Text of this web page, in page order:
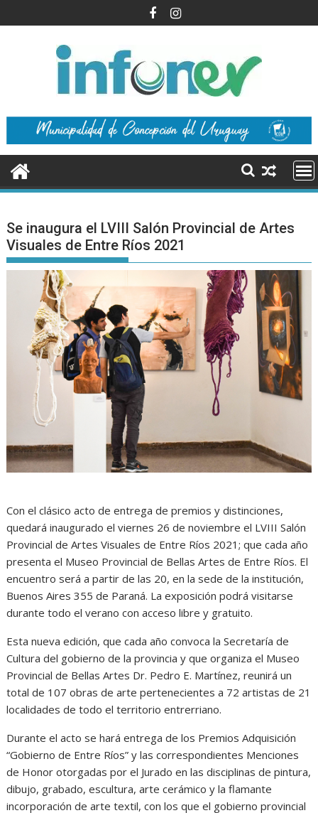
al
Se inaugura el LVIII Salón Provincial de Artes
Visuales de Entre Ríos 2021
Con el clásico acto de entrega de premios y distinciones,
quedará inaugurado el viernes 26 de noviembre el LVIII Salón
Provincial de Artes Visuales de Entre Ríos 2021; que cada año
presenta el Museo Provincial de Bellas Artes de Entre Ríos. El
encuentro será a partir de las 20, en la sede de la institución,
Buenos Aires 355 de Paraná. La exposición podrá visitarse
durante todo el verano con acceso libre y gratuito.
Esta nueva edición, que cada año convoca la Secretaría de
Cultura del gobierno de la provincia y que organiza el Museo
Provincial de Bellas Artes Dr. Pedro E. Martínez, reunirá un
total de 107 obras de arte pertenecientes a 72 artistas de 21
localidades de todo el territorio entrerriano.
Durante el acto se hará entrega de los Premios Adquisición
“Gobierno de Entre Ríos” y las correspondientes Menciones
de Honor otorgadas por el Jurado en las disciplinas de pintura,
dibujo, grabado, escultura, arte cerámico y la flamante
incorporación de arte textil, con los que el gobierno provincial